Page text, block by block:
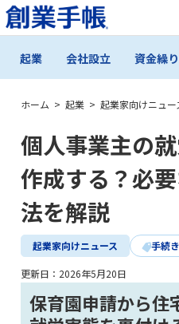
起業 会社設立 資金繰り
ホーム > 起業 > 起業家向けニュー
個人事業主の
作成する？必
法を解説
起業家向けニュース 手続き
更新日： 2026年5月20日
保育園申請から住